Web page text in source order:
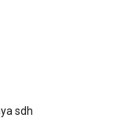
sdh